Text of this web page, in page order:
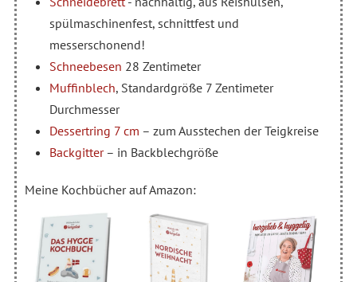
spülmaschinenfest, schnittfest und
messerschonend!
Schneebesen 28 Zentimeter
Muffinblech, Standardgröße 7 Zentimeter
Durchmesser
Dessertring 7 cm – zum Ausstechen der Teigkreise
Backgitter– in Backblechgröße
Meine Kochbücher auf Amazon: